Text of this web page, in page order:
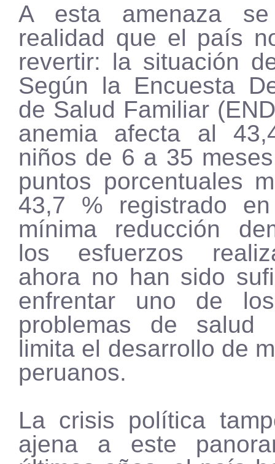
A esta amenaza
realidad que el país
revertir: la situación
Según la Encuesta
de Salud Familiar
anemia afecta al
niños de 6 a 35
puntos porcentuales
43,7 % registrado
mínima reducción
los esfuerzos
ahora no han sido
enfrentar uno de
problemas de salud
limita el desarrollo de
peruanos.
La crisis política
ajena a este